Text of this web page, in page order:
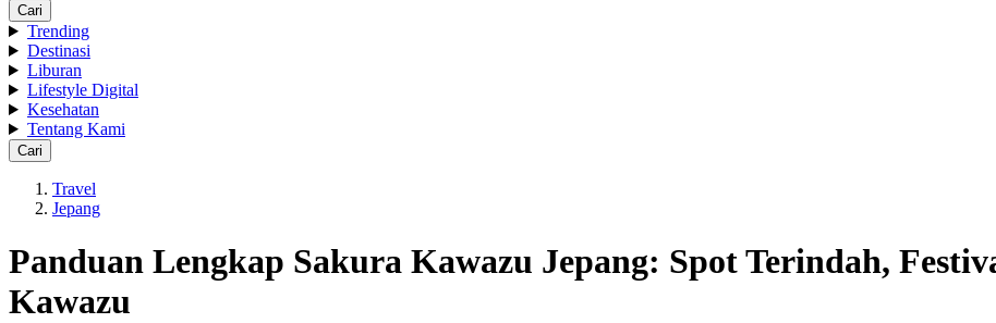
Cari
Trending
Destinasi
Liburan
Lifestyle Digital
Kesehatan
Tentang Kami
Cari
Travel
Jepang
Panduan Lengkap Sakura Kawazu Jepang: Spot Terindah,
Kawazu